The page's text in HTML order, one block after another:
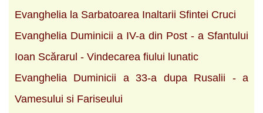
Evanghelia la Sarbatoarea Inaltarii Sfintei Cruci
Evanghelia Duminicii a IV-a din Post - a Sfantului
Ioan Scărarul - Vindecarea fiului lunatic
Evanghelia Duminicii a 33-a dupa Rusalii - a
Vamesului si Fariseului